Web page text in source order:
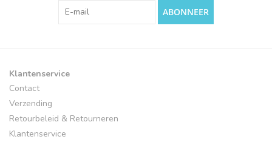
ABONNEER
Klantenservice
Contact
Verzending
Retourbeleid & Retourneren
Klantenservice